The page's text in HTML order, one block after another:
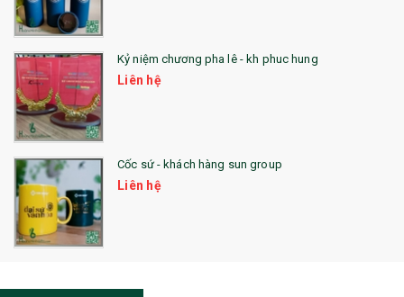
Kỷ niệm chương pha lê - kh phuc hung
Liên hệ
Cốc sứ - khách hàng sun group
Liên hệ